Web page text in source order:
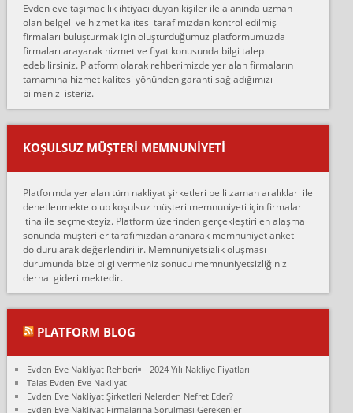
çalıştıklarını, müş...
Ahmet:
Lüleburgaz güngünes evden eve naklyat eşyalarımı taşımak için
anlaştık sabah eve geldiklerinde de eşyalarımı düzgün şekilde
sarcaz demelerine r...
mehmet güldü:
Ankara ALİCANLAR NAKLİYAT Tutarsız ve ticari ahlak problemleri
var verdikleri fiyat teklifini arttırdılar. Sonrasında taşıma gününde
oldukça tutarsı...
Ankara Alicanlar naklyat tel 5465524025. 2600 TL'ye ankaradan
Konya ya Alicanlar naklyat la anlaştık bu şahıs evin taşınacağı gün
fiyatın mazoto gele...
Fatih kokmese:
Diyarbakır dan eşyamı getirtmek için anlaştım sözleşme yaptım.
Son anda fiyat artırdılar.. mecburiyetten tasittim.. bu kişiler ağrılı
Ali:
olduk. Asansörlü dediler sonra uraya asansör kurulmaz dediler
fark istediler. ortada asa...
Nimet:
Evden eve taşımacılık ihtiyacı duyan kişiler ile alanında uzman
olan belgeli ve hizmet kalitesi tarafımızdan kontrol edilmiş
firmaları buluşturmak için oluşturduğumuz platformumuzda
firmaları arayarak hizmet ve fiyat konusunda bilgi talep
edebilirsiniz. Platform olarak rehberimizde yer alan firmaların
tamamına hizmet kalitesi yönünden garanti sağladığımızı
bilmenizi isteriz.
KOŞULSUZ MÜŞTERI MEMNUNIYETI
Platformda yer alan tüm nakliyat şirketleri belli zaman aralıkları ile
denetlenmekte olup koşulsuz müşteri memnuniyeti için firmaları
itina ile seçmekteyiz. Platform üzerinden gerçekleştirilen alaşma
sonunda müşteriler tarafımızdan aranarak memnuniyet anketi
doldurularak değerlendirilir. Memnuniyetsizlik oluşması
durumunda bize bilgi vermeniz sonucu memnuniyetsizliğiniz
derhal giderilmektedir.
PLATFORM BLOG
Evden Eve Nakliyat Rehberi
2024 Yılı Nakliye Fiyatları
Talas Evden Eve Nakliyat
Evden Eve Nakliyat Şirketleri Nelerden Nefret Eder?
Evden Eve Nakliyat Firmalarına Sorulması Gerekenler